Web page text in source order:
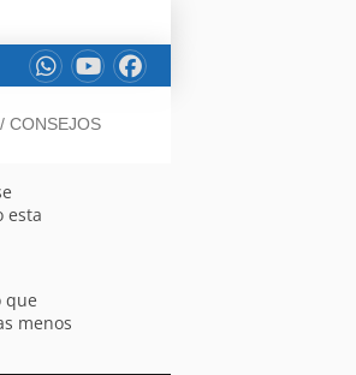
CONSEJOS
esta
que
menos